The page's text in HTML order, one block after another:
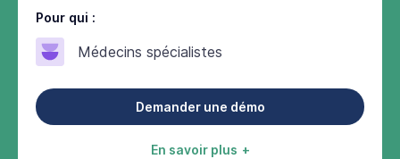
Pour qui :
Médecins spécialistes
Demander une démo
En savoir plus